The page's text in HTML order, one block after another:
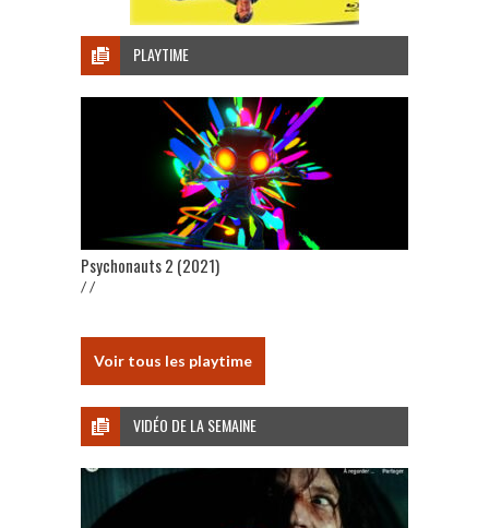
PLAYTIME
Psychonauts 2 (2021)
/ /
Voir tous les playtime
VIDÉO DE LA SEMAINE